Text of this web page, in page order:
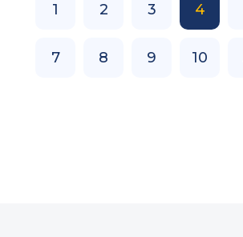
1 2 3 4
7 8 9 10